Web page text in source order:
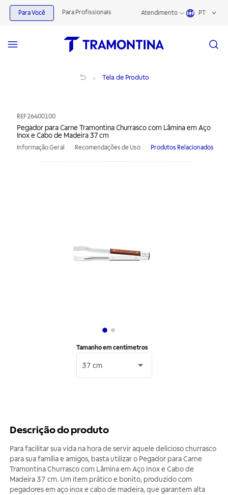
Para Você Para Profissionais Atendimento PT
Tela de Produto
REF26400100
Pegador para Carne Tramontina Churrasco com Lâmina em Aço
Inox e Cabo de Madeira 37 cm
Informação Geral Recomendações de Uso Produtos Relacionados
Tamanho em centímetros
37 cm
Descrição do produto
Para facilitar sua vida na hora de servir aquele delicioso churrasco
para sua família e amigos, basta utilizar o Pegador para Carne
Tramontina Churrasco com Lâmina em Aço Inox e Cabo de
Madeira 37 cm. Um item prático e bonito, produzido com
pegadores em aço inox e cabo de madeira, que garantem alta